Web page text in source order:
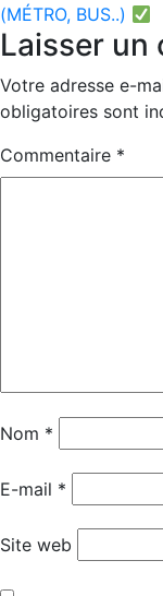
(MÉTRO, BUS..)
Laisser un
Votre adresse e-
obligatoires sont
Commentaire *
Nom *
E-mail *
Site web